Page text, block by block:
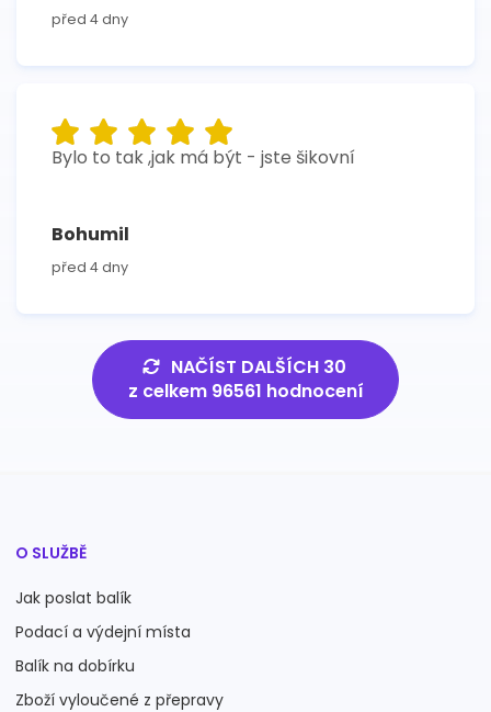
před 4 dny
Bylo to tak ,jak má být - jste šikovní
Bohumil
před 4 dny
NAČÍST DALŠÍCH 30
z celkem 96561 hodnocení
O SLUŽBĚ
Jak poslat balík
Podací a výdejní místa
Balík na dobírku
Zboží vyloučené z přepravy